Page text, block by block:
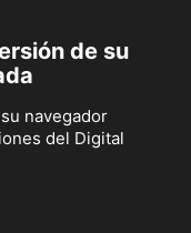
de su
navegador
del Digital